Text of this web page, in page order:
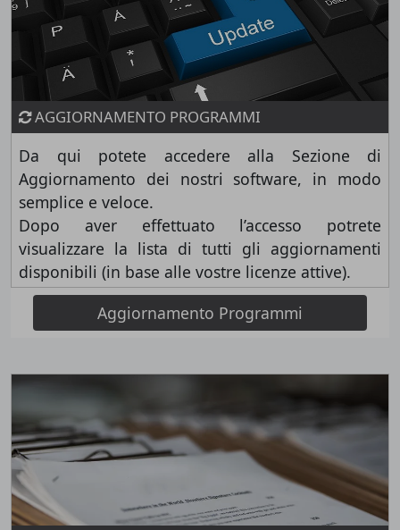
AGGIORNAMENTO PROGRAMMI
Da qui potete accedere alla Sezione di
Aggiornamento dei nostri software, in modo
semplice e veloce.
Dopo aver effettuato l’accesso potrete
visualizzare la lista di tutti gli aggiornamenti
disponibili (in base alle vostre licenze attive).
Aggiornamento Programmi